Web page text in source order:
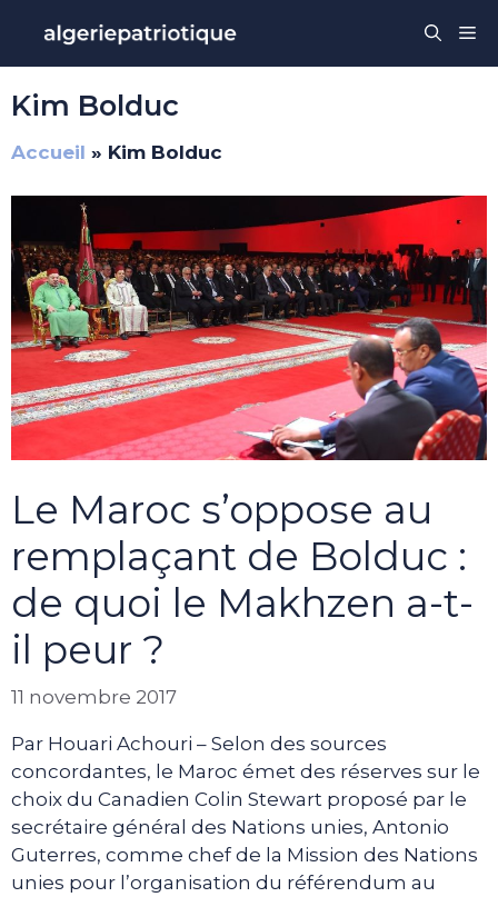
contenu
Kim Bolduc
Accueil » Kim Bolduc
Le Maroc s’oppose au
remplaçant de Bolduc :
de quoi le Makhzen a-t-
il peur ?
11 novembre 2017
Par Houari Achouri – Selon des sources
concordantes, le Maroc émet des réserves sur le
choix du Canadien Colin Stewart proposé par le
secrétaire général des Nations unies, Antonio
Guterres, comme chef de la Mission des Nations
unies pour l’organisation du référendum au